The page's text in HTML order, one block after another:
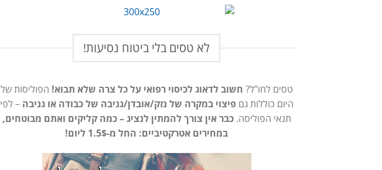
לא טסים בלי ביטוח נסיעות!
טסים לחו”ל? חשוב לדאוג לכיסוי רפואי על כל צרה שלא תבוא! הפוליסות של
היום כוללות גם פיצוי במקרה של נזק/אובדן/גניבה של כבודה או גניבה – לפי
תנאי הפוליסה.כבר אין צורך להמתין לנציג – כמה קליקים ואתם מבוטחים,
במחירים אטרקטיביים: החל מ-1.5$ ליום!